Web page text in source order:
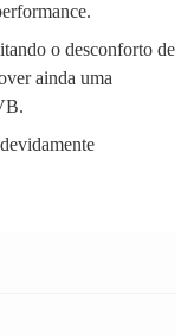
o desconforto de
ainda uma